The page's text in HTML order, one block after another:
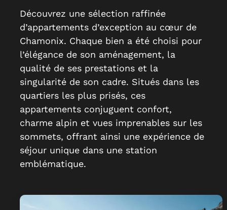
Découvrez une sélection raffinée
d’appartements d’exception au cœur de
Chamonix. Chaque bien a été choisi pour
l’élégance de son aménagement, la
qualité de ses prestations et la
singularité de son cadre. Situés dans les
quartiers les plus prisés, ces
appartements conjuguent confort,
charme alpin et vues imprenables sur les
sommets, offrant ainsi une expérience de
séjour unique dans une station
emblématique.